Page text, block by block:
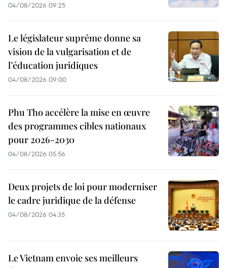
04/08/2026 09:25
Le législateur suprême donne sa
vision de la vulgarisation et de
l’éducation juridiques
04/08/2026 09:00
Phu Tho accélère la mise en œuvre
des programmes cibles nationaux
pour 2026-2030
04/08/2026 05:56
Deux projets de loi pour moderniser
le cadre juridique de la défense
04/08/2026 04:35
Le Vietnam envoie ses meilleurs